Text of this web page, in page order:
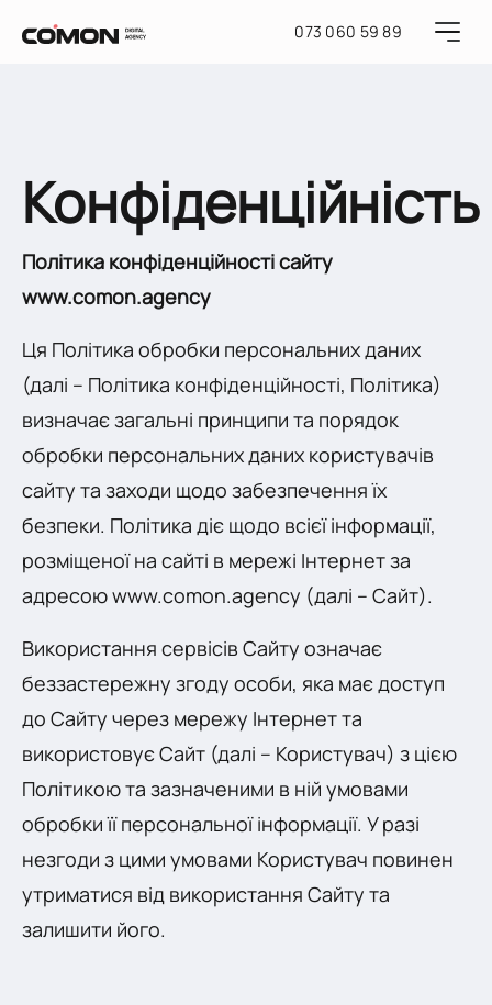
073 060 59 89
Конфіденційність
Політика конфіденційності сайту
www.comon.agency
Ця Політика обробки персональних даних
(далі – Політика конфіденційності, Політика)
визначає загальні принципи та порядок
обробки персональних даних користувачів
сайту та заходи щодо забезпечення їх
безпеки. Політика діє щодо всієї інформації,
розміщеної на сайті в мережі Інтернет за
адресою www.comon.agency (далі – Сайт).
Використання сервісів Сайту означає
беззастережну згоду особи, яка має доступ
до Сайту через мережу Інтернет та
використовує Сайт (далі – Користувач) з цією
Політикою та зазначеними в ній умовами
обробки її персональної інформації. У разі
незгоди з цими умовами Користувач повинен
утриматися від використання Сайту та
залишити його.